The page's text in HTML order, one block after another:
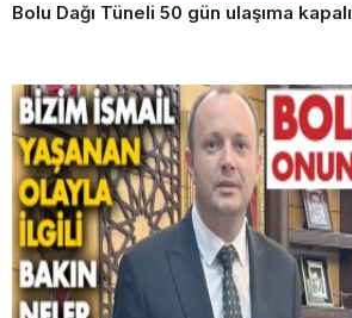
Bolu Dağı Tüneli 50 gün ulaşıma kapalı